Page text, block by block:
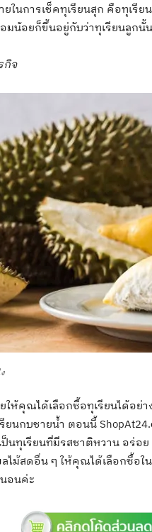
ในการเช็คทุเรียนสุก คือทุเรี
น้อยก็ขึ้นอยู่กับว่าทุเรียนลูกนั้
กิจ
ให้คุณได้เลือกซื้อทุเรียนได้อ
นกบชายน้ำ ตอนนี้
ป็นทุเรียนที่มีรสชาติหวาน อร่
ไม้สดอื่น ๆ ให้คุณได้เลือกซื้อ
อนค่ะ